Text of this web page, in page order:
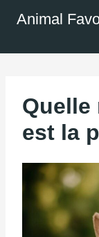
Animal
Quelle
est la